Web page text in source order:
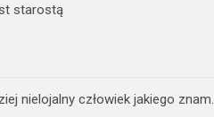
starostą
nielojalny człowiek jakiego znam.